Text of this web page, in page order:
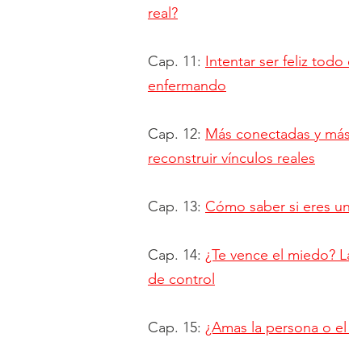
real?
Cap. 11: Intentar ser feliz
enfermando
Cap. 12: Más conectadas y
reconstruir vínculos reales
Cap. 13: Cómo saber si eres
Cap. 14: ¿Te vence el miedo?
de control
Cap. 15: ¿Amas la persona o